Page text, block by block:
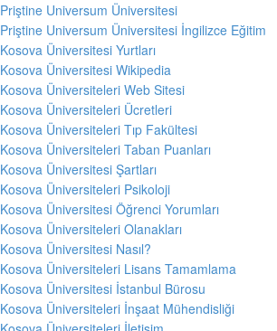
Priştine Universum Üniversitesi
Priştine Universum Üniversitesi İngilizce Eğitim
Kosova Üniversitesi Yurtları
Kosova Üniversitesi Wikipedia
Kosova Üniversiteleri Web Sitesi
Kosova Üniversiteleri Ücretleri
Kosova Üniversiteleri Tıp Fakültesi
Kosova Üniversiteleri Taban Puanları
Kosova Üniversitesi Şartları
Kosova Üniversiteleri Psikoloji
Kosova Üniversitesi Öğrenci Yorumları
Kosova Üniversiteleri Olanakları
Kosova Üniversitesi Nasıl?
Kosova Üniversiteleri Lisans Tamamlama
Kosova Üniversitesi İstanbul Bürosu
Kosova Üniversiteleri İnşaat Mühendisliği